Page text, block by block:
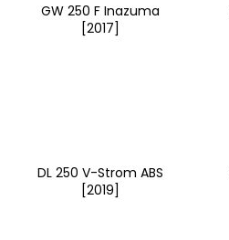
GW 250 F Inazuma
[2017]
DL 250 V-Strom ABS
[2019]